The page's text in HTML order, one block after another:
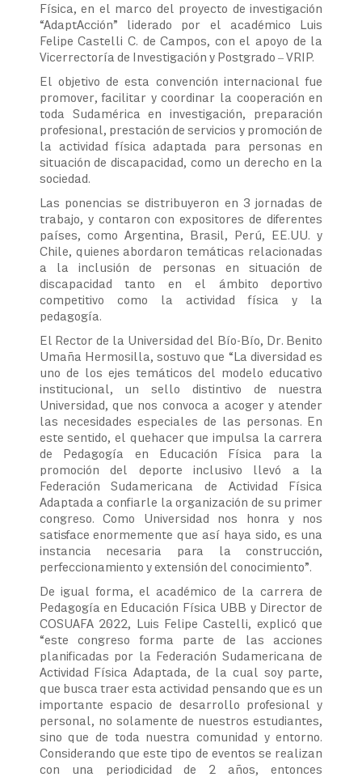
Física, en el marco del proyecto de investigación
“AdaptAcción” liderado por el académico Luis
Felipe Castelli C. de Campos, con el apoyo de la
Vicerrectoría de Investigación y Postgrado – VRIP.
El objetivo de esta convención internacional fue
promover, facilitar y coordinar la cooperación en
toda Sudamérica en investigación, preparación
profesional, prestación de servicios y promoción de
la actividad física adaptada para personas en
situación de discapacidad, como un derecho en la
sociedad.
Las ponencias se distribuyeron en 3 jornadas de
trabajo, y contaron con expositores de diferentes
países, como Argentina, Brasil, Perú, EE.UU. y
Chile, quienes abordaron temáticas relacionadas
a la inclusión de personas en situación de
discapacidad tanto en el ámbito deportivo
competitivo como la actividad física y la
pedagogía.
El Rector de la Universidad del Bío-Bío, Dr. Benito
Umaña Hermosilla, sostuvo que “La diversidad es
uno de los ejes temáticos del modelo educativo
institucional, un sello distintivo de nuestra
Universidad, que nos convoca a acoger y atender
las necesidades especiales de las personas. En
este sentido, el quehacer que impulsa la carrera
de Pedagogía en Educación Física para la
promoción del deporte inclusivo llevó a la
Federación Sudamericana de Actividad Física
Adaptada a confiarle la organización de su primer
congreso. Como Universidad nos honra y nos
satisface enormemente que así haya sido, es una
instancia necesaria para la construcción,
perfeccionamiento y extensión del conocimiento”.
De igual forma, el académico de la carrera de
Pedagogía en Educación Física UBB y Director de
COSUAFA 2022, Luis Felipe Castelli, explicó que
“este congreso forma parte de las acciones
planificadas por la Federación Sudamericana de
Actividad Física Adaptada, de la cual soy parte,
que busca traer esta actividad pensando que es un
importante espacio de desarrollo profesional y
personal, no solamente de nuestros estudiantes,
sino que de toda nuestra comunidad y entorno.
Considerando que este tipo de eventos se realizan
con una periodicidad de 2 años, entonces